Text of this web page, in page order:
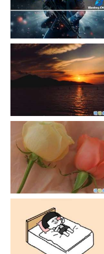
单目摄像头与双目摄像头
日出文案温柔句子 看日出的微
信说说配图
官宣恋爱的说说配图 官宣句子